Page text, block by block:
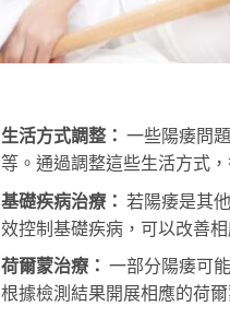
生活方式調整： 一些陽痿問
等。通過調整這些生活方式
基礎疾病治療： 若陽痿是其
效控制基礎疾病，可以改善
荷爾蒙治療： 一部分陽痿可
根據檢測結果開展相應的荷